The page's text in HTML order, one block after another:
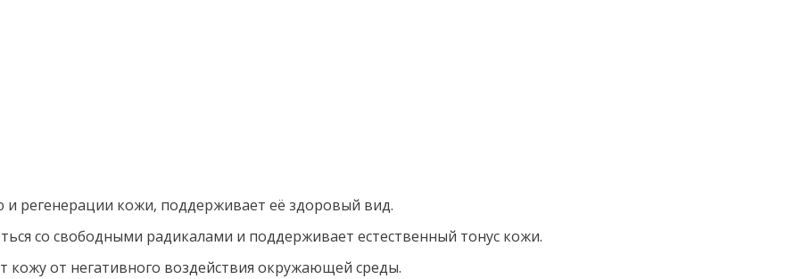
и регенерации кожи, поддерживает её здоровый вид.
со свободными радикалами и поддерживает естественный тонус кожи.
от негативного воздействия окружающей среды.